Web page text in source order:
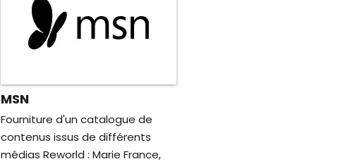
MSN
Fourniture d'un catalogue de
contenus issus de différents
médias Reworld : Marie France,